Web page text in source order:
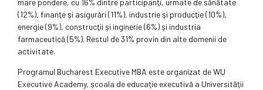
mare pondere, cu 16% dintre participanţi, urmate de sănătate
(12%), finanţe şi asigurări (11%), industrie şi producţie (10%),
energie (9%), construcţii şi inginerie (6%) şi industria
farmaceutică (5%). Restul de 31% provin din alte domenii de
activitate.
Programul Bucharest Executive MBA este organizat de WU
Executive Academy, şcoala de educaţie executivă a Universităţii